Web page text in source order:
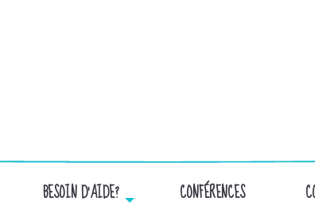
BESOIN D’AIDE? CONFÉRENCES